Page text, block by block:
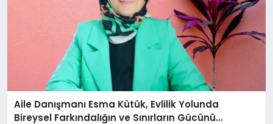
Aile Danışmanı Esma Kütük, Evlilik Yolunda
Bireysel Farkındalığın ve Sınırların Gücünü